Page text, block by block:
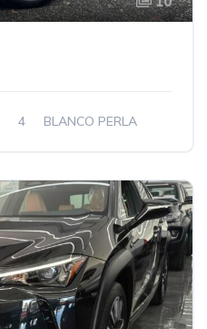
4 BLANCO PERLA